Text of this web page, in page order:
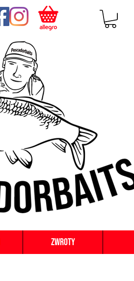
Zwroty